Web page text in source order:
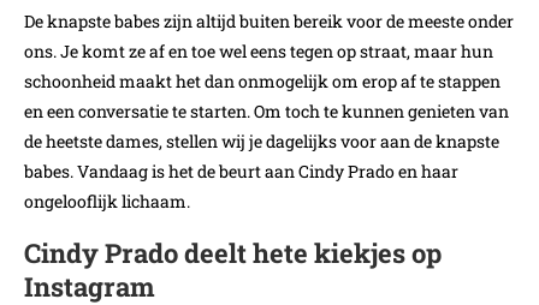
De knapste babes zijn altijd buiten bereik voor de meeste onder
ons. Je komt ze af en toe wel eens tegen op straat, maar hun
schoonheid maakt het dan onmogelijk om erop af te stappen
en een conversatie te starten. Om toch te kunnen genieten van
de heetste dames, stellen wij je dagelijks voor aan de knapste
babes. Vandaag is het de beurt aan Cindy Prado en haar
ongelooflijk lichaam.
Cindy Prado deelt hete kiekjes op
Instagram